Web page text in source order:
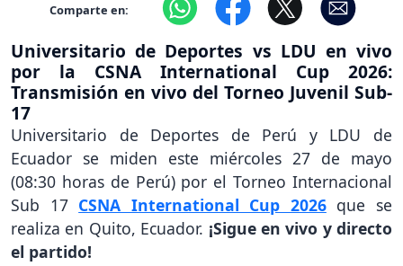
Comparte en:
Universitario de Deportes vs LDU en vivo
por la CSNA International Cup 2026:
Transmisión en vivo del Torneo Juvenil Sub-
17
Universitario de Deportes de Perú y LDU de
Ecuador se miden este miércoles 27 de mayo
(08:30 horas de Perú) por el Torneo Internacional
Sub 17 CSNA International Cup 2026que se
realiza en Quito, Ecuador. ¡Sigue en vivo y directo
el partido!